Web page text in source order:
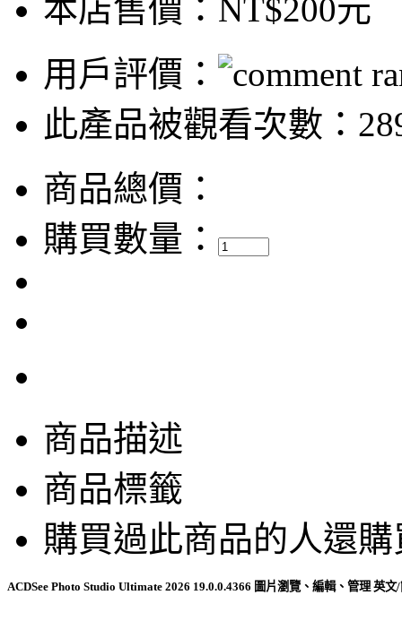
本店售價： NT$200元
用戶評價：
此產品被觀看次數：
商品總價：
購買數量：
商品描述
商品標籤
購買過此商品的人還
ACDSee Photo Studio Ultimate 2026 19.0.0.4366 圖片瀏覽、編輯、管理 英